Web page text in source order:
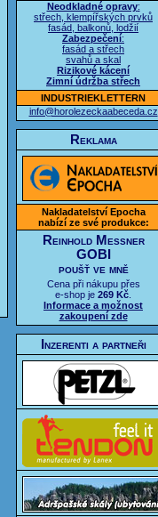
Neodkladné opravy:
střech, klempířských prvků
fasád, balkonů, lodžií
Zabezpečení:
fasád a střech
svahů a skal
Rizikové kácení
Zimní údržba střech
INDUSTRIEKLETTERN
info@horolezeckaabeceda.cz
Reklama
Nakladatelství Epocha
nabízí ze své produkce:
Reinhold Messner
GOBI
poušť ve mně
Cena při nákupu přes
e-shop je 269 Kč
Informace a možnost
zakoupení zde
Inzerenti a partneři